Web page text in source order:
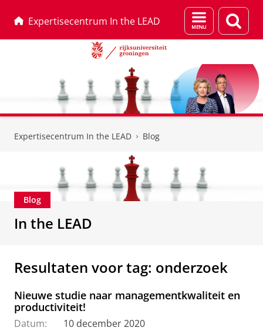
Expertisecentrum In the LEAD
Menu
en
Expertisecentrum In the LEAD Blog
Blog
In the LEAD
Resultaten voor tag: onderzoek
Nieuwe studie naar managementkwaliteit en
productiviteit!
Datum:
10 december 2020